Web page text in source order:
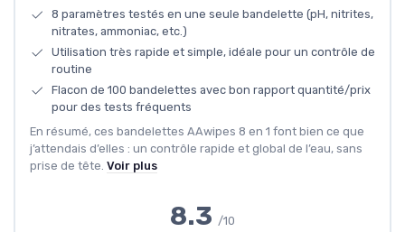
8 paramètres testés en une seule bandelette (pH, nitrites,
nitrates, ammoniac, etc.)
Utilisation très rapide et simple, idéale pour un contrôle de
routine
Flacon de 100 bandelettes avec bon rapport quantité/prix
pour des tests fréquents
En résumé, ces bandelettes AAwipes 8 en 1 font bien ce que
j’attendais d’elles : un contrôle rapide et global de l’eau, sans
prise de tête. Voir plus
8.3 /10